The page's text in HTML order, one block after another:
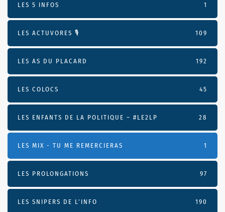
LES 5 INFOS 1
LES ACTUVORES 🎙 109
LES AS DU PLACARD 192
LES COLOCS 45
LES ENFANTS DE LA POLITIQUE – #LE2LP 28
LES MIX - TU ME REMERCIERAS 1
LES PROLONGATIONS 97
LES SNIPERS DE L’INFO 190